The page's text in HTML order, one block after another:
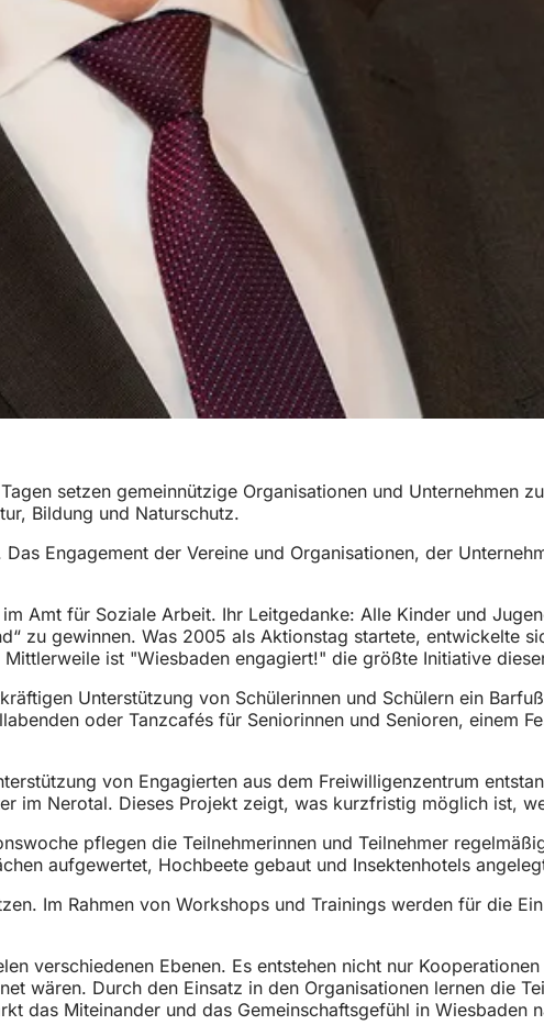
setzen gemeinnützige Organisationen und Unternehmen
Bildung und Naturschutz.
Engagement der Vereine und Organisationen, der
Amt für Soziale Arbeit. Ihr Leitgedanke: Alle Kinder und
zu gewinnen. Was 2005 als Aktionstag startete, entwickelte
ist "Wiesbaden engagiert!" die größte Initiative
Unterstützung von Schülerinnen und Schülern ein
oder Tanzcafés für Seniorinnen und Senioren, einem
von Engagierten aus dem Freiwilligenzentrum
im Nerotal. Dieses Projekt zeigt, was kurzfristig möglich ist,
pflegen die Teilnehmerinnen und Teilnehmer
aufgewertet, Hochbeete gebaut und Insektenhotels
Im Rahmen von Workshops und Trainings werden für die
verschiedenen Ebenen. Es entstehen nicht nur
wären. Durch den Einsatz in den Organisationen lernen die
das Miteinander und das Gemeinschaftsgefühl in Wiesbaden